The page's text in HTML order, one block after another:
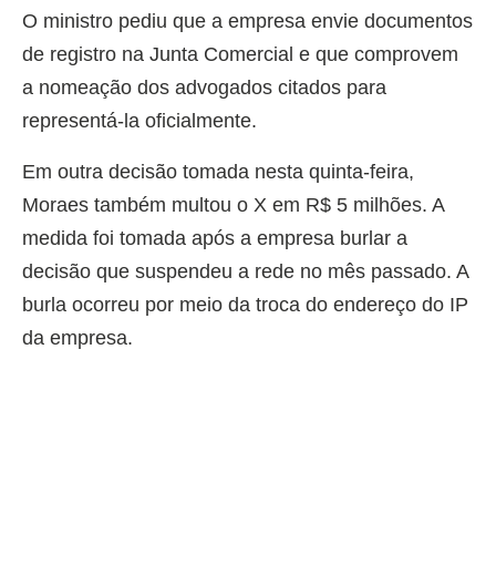
O ministro pediu que a empresa envie documentos
de registro na Junta Comercial e que comprovem
a nomeação dos advogados citados para
representá-la oficialmente.
Em outra decisão tomada nesta quinta-feira,
Moraes também multou o X em R$ 5 milhões. A
medida foi tomada após a empresa burlar a
decisão que suspendeu a rede no mês passado. A
burla ocorreu por meio da troca do endereço do IP
da empresa.